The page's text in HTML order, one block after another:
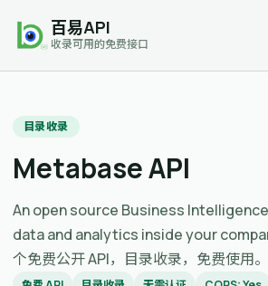
百易API
收录可用的免费接口
目录收录
Metabase API
An open source Business
data and analytics inside your
个免费公开 API，目录收录，免费使用。